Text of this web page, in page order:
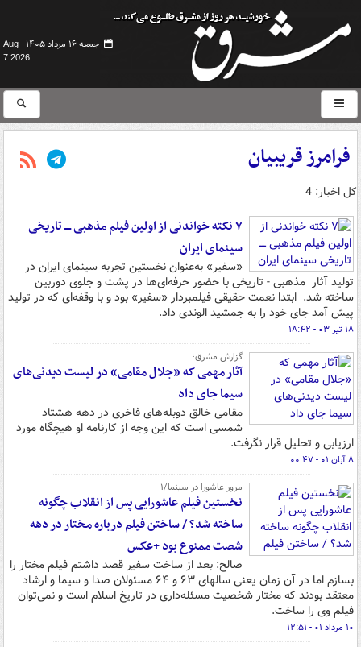
جمعه ۱۶ مرداد ۱۴۰۵ -
Aug
7 2026
فرامرز قریبیان
کل اخبار: 4
۷ نکته خواندنی از اولین فیلم مذهبی ــــ تاریخی
سینمای ایران
«سفیر» به‌عنوان نخستین تجربه سینمای ایران در
تولید آثار مذهبی - تاریخی با حضور حرفه‌ای‌ها در پشت و جلوی دوربین
ساخته شد. ابتدا نعمت حقیقی فیلمبردار «سفیر» بود و با وقفه‌ای که در تولید
پیش آمد جای خود را به جمشید الوندی داد.
۱۸ تیر ۰۳ - ۱۸:۴۲
گزارش مشرق؛
آثار مهمی که «جلال مقامی» در لیست دیدنی‌های
سیما جای داد
مقامی خالق‌ دوبله‌های فاخری در دهه هشتاد
شمسی است که این وجه از کارنامه او هیچگاه مورد
ارزیابی و تحلیل قرار نگرفت.
۸ آبان ۰۱ - ۰۰:۴۷
مرور عاشورا در سینما/۱
نخستین فیلم عاشورایی پس از انقلاب چگونه
ساخته شد؟ / ساختن فیلم درباره مختار در دهه
شصت ممنوع بود +عکس
صالح: بعد از ساخت سفیر قصد داشتم فیلم مختار را
بسازم اما در آن زمان یعنی سالهای ۶۳ و ۶۴ مسئولان صدا و سیما و ارشاد
معتقد بودند که مختار شخصیت مسئله‌داری در تاریخ اسلام است و نمی‌توان
فیلم وی را ساخت.
۱۰ مرداد ۰۱ - ۱۲:۵۱